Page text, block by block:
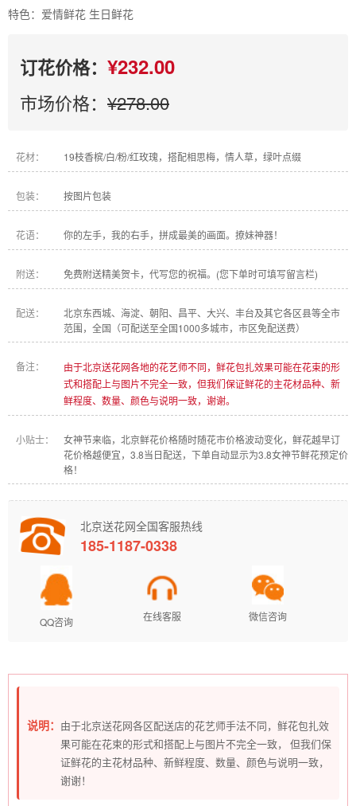
特色：爱情鲜花 生日鲜花
订花价格： ¥232.00
市场价格： ¥278.00
花材： 19枝香槟/白/粉/红玫瑰，搭配相思梅，情人草，绿叶点缀
包装： 按图片包装
花语： 你的左手，我的右手，拼成最美的画面。撩妹神器！
附送： 免费附送精美贺卡，代写您的祝福。(您下单时可填写留言栏)
配送：
北京东西城、海淀、朝阳、昌平、大兴、丰台及其它各区县等全市
范围，全国（可配送至全国1000多城市，市区免配送费）
备注：
由于北京送花网各地的花艺师不同，鲜花包扎效果可能在花束的形
式和搭配上与图片不完全一致，但我们保证鲜花的主花材品种、新
鲜程度、数量、颜色与说明一致，谢谢。
小贴士：
女神节来临，北京鲜花价格随时随花市价格波动变化，鲜花越早订
花价格越便宜，3.8当日配送，下单自动显示为3.8女神节鲜花预定价
格！
北京送花网全国客服热线
185-1187-0338
QQ咨询 在线客服 微信咨询
说明： 由于北京送花网各区配送店的花艺师手法不同，鲜花包扎效
果可能在花束的形式和搭配上与图片不完全一致， 但我们保
证鲜花的主花材品种、新鲜程度、数量、颜色与说明一致，
谢谢！